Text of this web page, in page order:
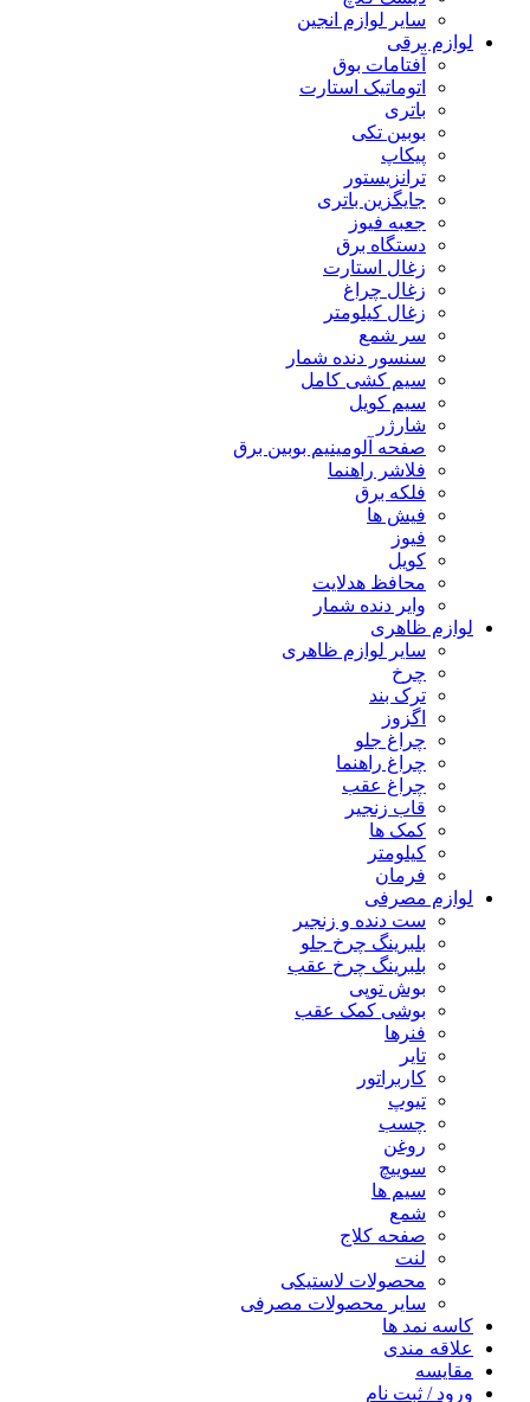
سایر لوازم انجین
لوازم برقی
آفتامات بوق
اتوماتیک استارت
باتری
بوبین تکی
پیکاپ
ترانزیستور
جایگزین باتری
جعبه فیوز
دستگاه برق
زغال استارت
زغال چراغ
زغال کیلومتر
سر شمع
سنسور دنده شمار
سیم کشی کامل
سیم کویل
شارژر
صفحه آلومینیم بوبین برق
فلاشر راهنما
فلکه برق
فیش ها
فیوز
کویل
محافظ هدلایت
وایر دنده شمار
لوازم ظاهری
سایر لوازم ظاهری
چرخ
ترک بند
اگزوز
چراغ جلو
چراغ راهنما
چراغ عقب
قاب زنجیر
کمک ها
کیلومتر
فرمان
لوازم مصرفی
ست دنده و زنجیر
بلبرینگ چرخ جلو
بلبرینگ چرخ عقب
بوش توپی
بوشی کمک عقب
فنرها
تایر
کاربراتور
تیوپ
چسب
روغن
سوییچ
سیم ها
شمع
صفحه کلاج
لنت
محصولات لاستیکی
سایر محصولات مصرفی
کاسه نمد ها
علاقه مندی
مقایسه
ورود / ثبت نام